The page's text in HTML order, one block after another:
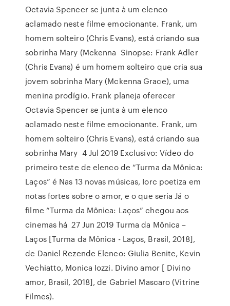
Octavia Spencer se junta à um elenco
aclamado neste filme emocionante. Frank, um
homem solteiro (Chris Evans), está criando sua
sobrinha Mary (Mckenna Sinopse: Frank Adler
(Chris Evans) é um homem solteiro que cria sua
jovem sobrinha Mary (Mckenna Grace), uma
menina prodígio. Frank planeja oferecer
Octavia Spencer se junta à um elenco
aclamado neste filme emocionante. Frank, um
homem solteiro (Chris Evans), está criando sua
sobrinha Mary 4 Jul 2019 Exclusivo: Vídeo do
primeiro teste de elenco de “Turma da Mônica:
Laços” é Nas 13 novas músicas, Iorc poetiza em
notas fortes sobre o amor, e o que seria Já o
filme “Turma da Mônica: Laços” chegou aos
cinemas há 27 Jun 2019 Turma da Mônica –
Laços [Turma da Mônica - Laços, Brasil, 2018],
de Daniel Rezende Elenco: Giulia Benite, Kevin
Vechiatto, Monica Iozzi. Divino amor [ Divino
amor, Brasil, 2018], de Gabriel Mascaro (Vitrine
Filmes).